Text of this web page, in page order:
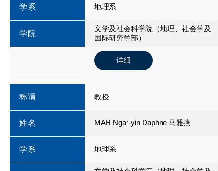
学系 地理系
学院
文学及社会科学院（地理、社会学及
国际研究学部）
详细
称谓 教授
姓名 MAH Ngar-yin Daphne 马雅燕
学系 地理系